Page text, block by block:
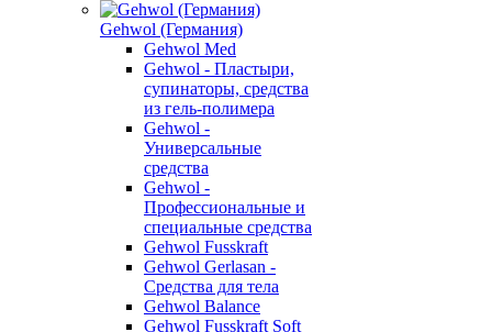
Gehwol (Германия)
Gehwol Med
Gehwol - Пластыри,
супинаторы, средства
из гель-полимера
Gehwol -
Универсальные
средства
Gehwol -
Профессиональные и
специальные средства
Gehwol Fusskraft
Gehwol Gerlasan -
Средства для тела
Gehwol Balance
Gehwol Fusskraft Soft